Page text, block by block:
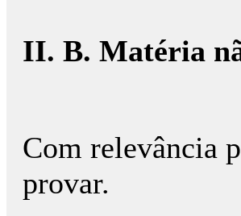
II. B. Matéria
Com relevância
provar.